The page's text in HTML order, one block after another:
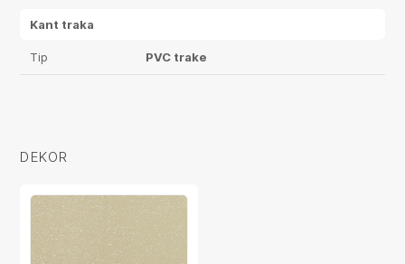
Kant traka
Tip PVC trake
DEKOR